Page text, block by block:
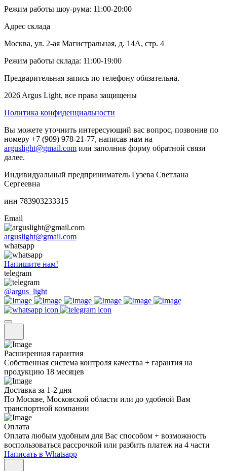
Режим работы шоу-рума: 11:00-20:00
Адрес склада
Москва, ул. 2-ая Магистральная, д. 14А, стр. 4
Режим работы склада: 11:00-19:00
Предварительная запись по телефону обязательна.
2026 Argus Light, все права защищены
Политика конфиденциальности
Вы можете уточнить интересующий вас вопрос, позвонив по
номеру +7 (909) 978-21-77, написав нам на
arguslight@gmail.com или заполнив форму обратной связи
далее.
Индивидуальный предприниматель Гузева Светлана
Сергеевна
инн 783903233315
Email
arguslight@gmail.com
whatsapp
Напишите нам!
telegram
@argus_light
Расширенная гарантия
Собственная система контроля качества + гарантия на
продукцию 18 месяцев
Доставка за 1-2 дня
По Москве, Московской области или до удобной Вам
транспортной компании
Оплата
Оплата любым удобным для Вас способом + возможность
воспользоваться рассрочкой или разбить платеж на 4 части
Написать в Whatsapp